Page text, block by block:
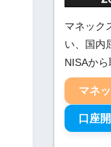
マネック
い、国内
NISAから
マネ
口座